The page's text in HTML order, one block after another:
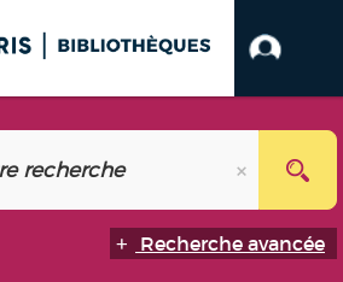
Recherche avancée